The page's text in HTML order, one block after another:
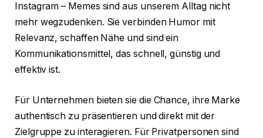
Instagram – Memes sind aus unserem Alltag nicht
mehr wegzudenken. Sie verbinden Humor mit
Relevanz, schaffen Nähe und sind ein
Kommunikationsmittel, das schnell, günstig und
effektiv ist.
Für Unternehmen bieten sie die Chance, ihre Marke
authentisch zu präsentieren und direkt mit der
Zielgruppe zu interagieren. Für Privatpersonen sind